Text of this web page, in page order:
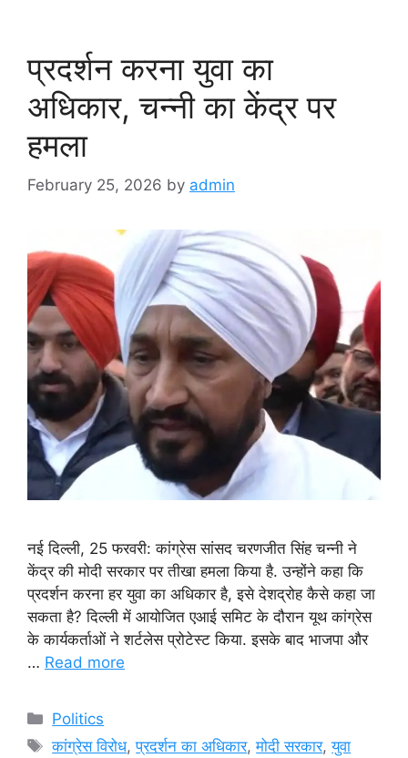
प्रदर्शन करना युवा का
अधिकार, चन्नी का केंद्र पर
हमला
February 25, 2026 by admin
नई दिल्ली, 25 फरवरी: कांग्रेस सांसद चरणजीत सिंह चन्नी ने
केंद्र की मोदी सरकार पर तीखा हमला किया है. उन्होंने कहा कि
प्रदर्शन करना हर युवा का अधिकार है, इसे देशद्रोह कैसे कहा जा
सकता है? दिल्ली में आयोजित एआई समिट के दौरान यूथ कांग्रेस
के कार्यकर्ताओं ने शर्टलेस प्रोटेस्ट किया. इसके बाद भाजपा और
… Read more
Categories
Politics
Tags
कांग्रेस विरोध,प्रदर्शन का अधिकार,मोदी सरकार,युवा